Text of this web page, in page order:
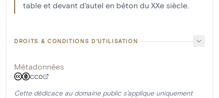
table et devant d'autel en béton du XXe siècle.
DROITS & CONDITIONS D'UTILISATION
Métadonnées
CC0
Cette dédicace au domaine public s'applique uniquement